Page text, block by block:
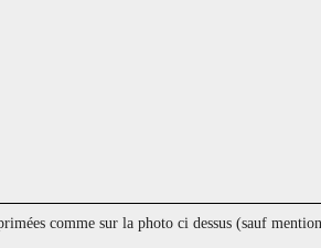
comme sur la photo ci dessus (sauf